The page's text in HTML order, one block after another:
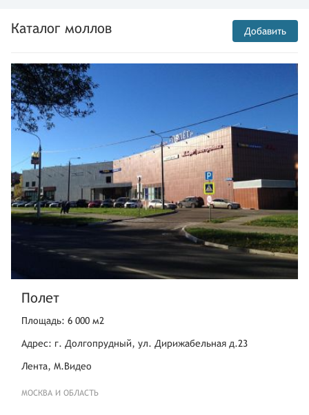
Каталог моллов Добавить
Полет
Площадь: 6 000 м2
Адрес: г. Долгопрудный, ул. Дирижабельная д.23
Лента, М.Видео
МОСКВА И ОБЛАСТЬ